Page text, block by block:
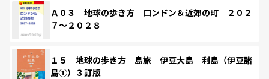
Ａ０３ 地球の歩き方 ロンドン＆近郊の町 ２０２
７～２０２８
１５ 地球の歩き方 島旅 伊豆大島 利島（伊豆諸
島①）３訂版